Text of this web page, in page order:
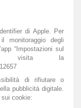
di Apple. Per
monitoraggio degli
“Impostazioni sul
visita la
di rifiutare o
pubblicità digitale.
cookie: